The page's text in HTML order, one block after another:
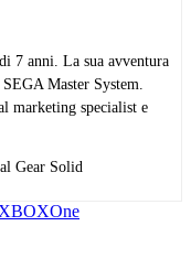
7 anni. La sua avventura
Master System.
marketing specialist e
Gear Solid
XBOXOne